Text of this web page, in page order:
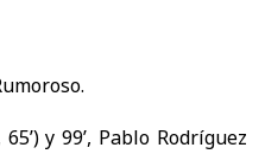
y 99’, Pablo Rodríguez